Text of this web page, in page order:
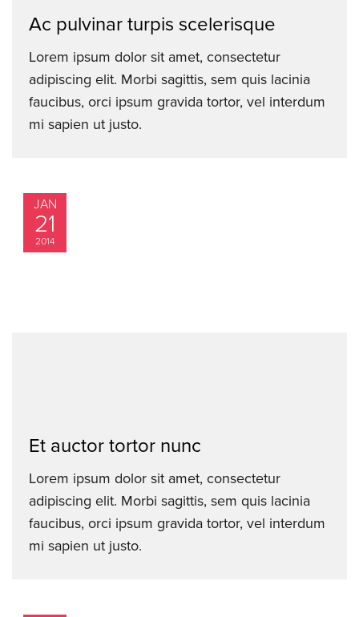
Ac pulvinar turpis scelerisque
Lorem ipsum dolor sit amet, consectetur
adipiscing elit. Morbi sagittis, sem quis lacinia
faucibus, orci ipsum gravida tortor, vel interdum
mi sapien ut justo.
JAN
21
2014
Et auctor tortor nunc
Lorem ipsum dolor sit amet, consectetur
adipiscing elit. Morbi sagittis, sem quis lacinia
faucibus, orci ipsum gravida tortor, vel interdum
mi sapien ut justo.